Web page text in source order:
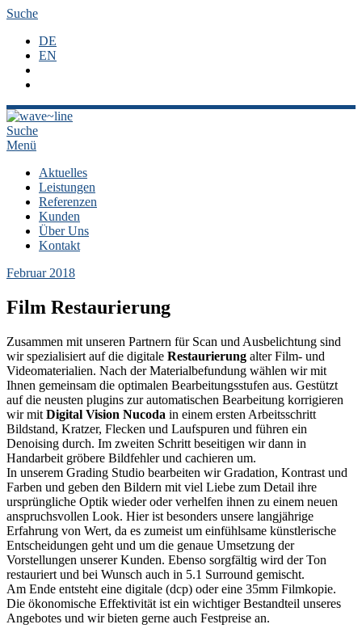
Suche
DE
EN
Suche
Menü
Aktuelles
Leistungen
Referenzen
Kunden
Über Uns
Kontakt
Februar 2018
Film Restaurierung
Zusammen mit unseren Partnern für Scan und Ausbelichtung sind
wir spezialisiert auf die digitale Restaurierung alter Film- und
Videomaterialien. Nach der Materialbefundung wählen wir mit
Ihnen gemeinsam die optimalen Bearbeitungsstufen aus. Gestützt
auf die neusten plugins zur automatischen Bearbeitung korrigieren
wir mit Digital Vision Nucoda in einem ersten Arbeitsschritt
Bildstand, Kratzer, Flecken und Laufspuren und führen ein
Denoising durch. Im zweiten Schritt beseitigen wir dann in
Handarbeit gröbere Bildfehler und cachieren um.
In unserem Grading Studio bearbeiten wir Gradation, Kontrast und
Farben und geben den Bildern mit viel Liebe zum Detail ihre
ursprüngliche Optik wieder oder verhelfen ihnen zu einem neuen
anspruchsvollen Look. Hier ist besonders unsere langjährige
Erfahrung von Wert, da es zumeist um einfühlsame künstlerische
Entscheidungen geht und um die genaue Umsetzung der
Vorstellungen unserer Kunden. Ebenso sorgfältig wird der Ton
restauriert und bei Wunsch auch in 5.1 Surround gemischt.
Am Ende entsteht eine digitale (dcp) oder eine 35mm Filmkopie.
Die ökonomische Effektivität ist ein wichtiger Bestandteil unseres
Angebotes und wir bieten gerne auch Festpreise an.